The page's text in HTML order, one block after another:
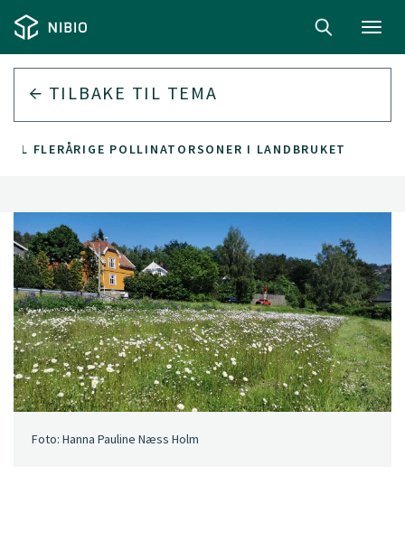
TILBAKE TIL TEMA
FLERÅRIGE POLLINATORSONER I LANDBRUKET
Foto: Hanna Pauline Næss Holm